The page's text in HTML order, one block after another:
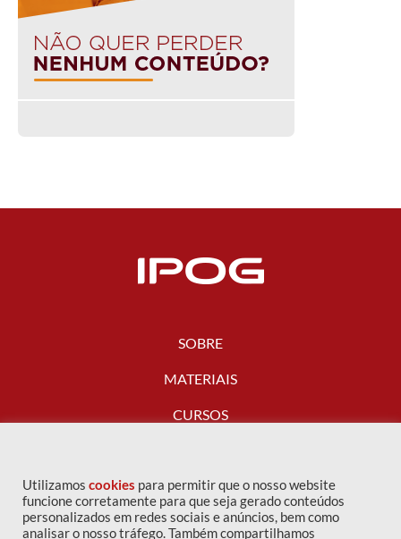
SOBRE
MATERIAIS
CURSOS
FALE CONOSCO
Utilizamos cookies para permitir que o nosso website
funcione corretamente para que seja gerado conteúdos
personalizados em redes sociais e anúncios, bem como
analisar o nosso tráfego. Também compartilhamos